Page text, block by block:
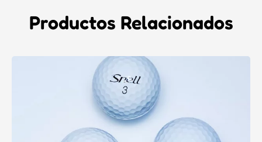
Productos Relacionados